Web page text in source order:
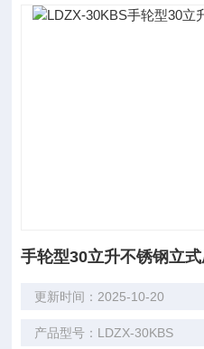
手轮型30立升不锈钢立
更新时间：2025-10-20
产品型号：LDZX-30KBS